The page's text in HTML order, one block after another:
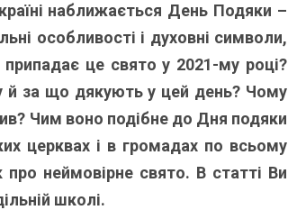
наближається День Подяки –
особливості і духовні символи,
припадає це свято у 2021-му році?
й за що дякують у цей день? Чому
Чим воно подібне до Дня подяки
церквах і в громадах по всьому
про неймовірне свято. В статті Ви
школі.